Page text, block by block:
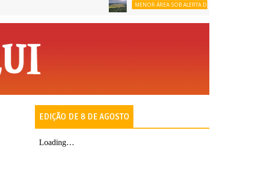
MENOR ÁREA SOB ALERTA DE DESMATAMENTO DA
EDIÇÃO DE 8 DE AGOSTO